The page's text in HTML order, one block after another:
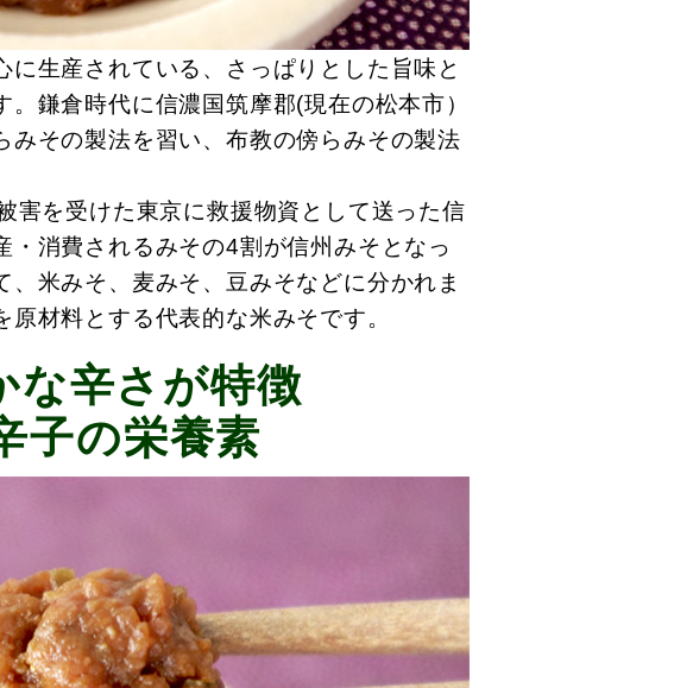
生産されている、さっぱりとした旨味と
鎌倉時代に信濃国筑摩郡(現在の松本市）
みその製法を習い、布教の傍らみその製法
害を受けた東京に救援物資として送った信
消費されるみその4割が信州みそとなっ
米みそ、麦みそ、豆みそなどに分かれま
材料とする代表的な米みそです。
な辛さが特徴
子の栄養素